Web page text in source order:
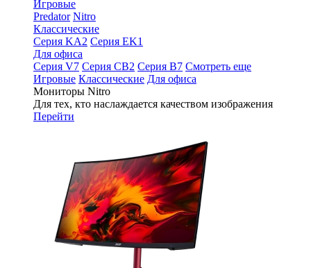
Игровые
Predator Nitro
Классические
Серия KA2 Серия EK1
Для офиса
Серия V7 Серия CB2 Серия B7 Смотреть еще
Игровые Классические Для офиса
Мониторы Nitro
Для тех, кто наслаждается качеством изображения
Перейти